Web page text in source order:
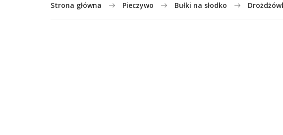
Strona główna Pieczywo Bułki na słodko